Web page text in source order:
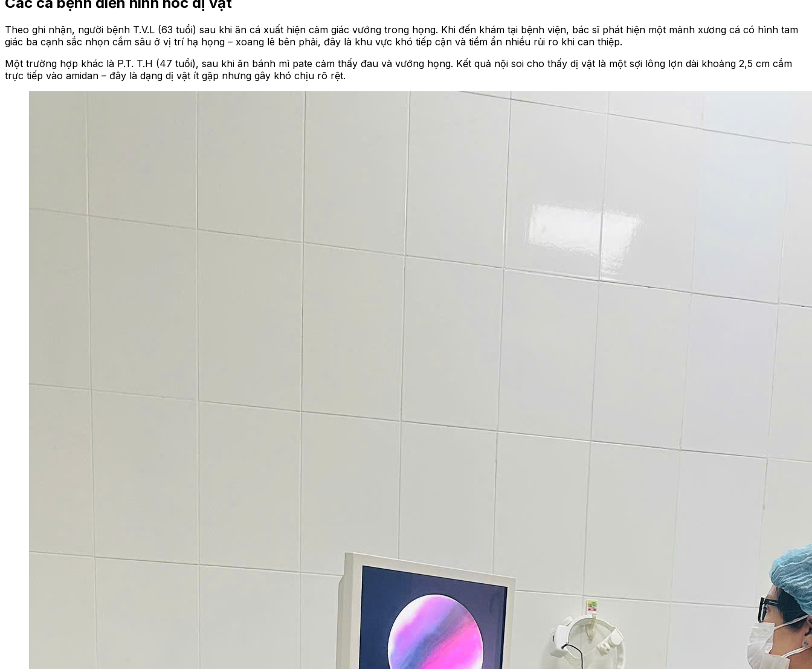
Theo ghi nhận, người bệnh T.V.L (63 tuổi) sau khi ăn cá xuất hiện cảm giác vướng trong họng. Khi đến khám tại bệnh viện, bác sĩ phát hiện một mảnh xương cá có hình tam
giác ba cạnh sắc nhọn cắm sâu ở vị trí hạ họng – xoang lê bên phải, đây là khu vực khó tiếp cận và tiềm ẩn nhiều rủi ro khi can thiệp.
Một trường hợp khác là P.T. T.H (47 tuổi), sau khi ăn bánh mì pate cảm thấy đau và vướng họng. Kết quả nội soi cho thấy dị vật là một sợi lông lợn dài khoảng 2,5 cm cắm
trực tiếp vào amidan – đây là dạng dị vật ít gặp nhưng gây khó chịu rõ rệt.